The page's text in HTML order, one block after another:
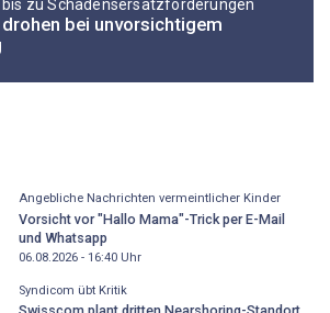
zu Schadensersatzforderungen
drohen bei unvorsichtigem
Angebliche Nachrichten vermeintlicher Kinder
Vorsicht vor "Hallo Mama"-Trick per E-Mail
und Whatsapp
06.08.2026 - 16:40Uhr
Syndicom übt Kritik